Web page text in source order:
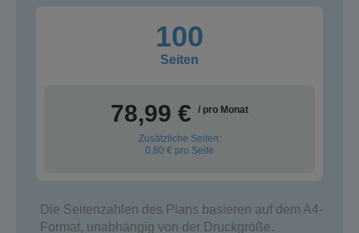
100
Seiten
78,99 € / pro Monat
Zusätzliche Seiten:
0,80 € pro Seite
Die Seitenzahlen des Plans basieren auf dem A4-
Format, unabhängig von der Druckgröße.